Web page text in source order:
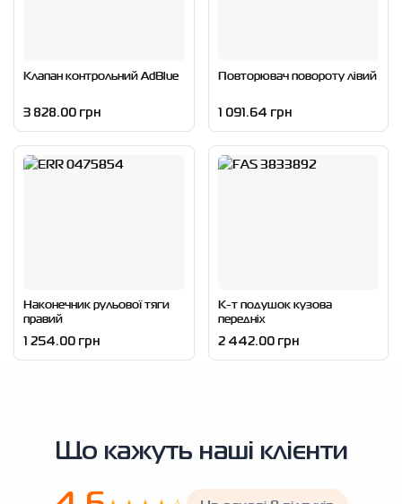
Клапан контрольний AdBlue
3 828.00 грн
Повторювач повороту лівий
1 091.64 грн
Наконечник рульової тяги
правий
1 254.00 грн
К-т подушок кузова
передніх
2 442.00 грн
Що кажуть наші клієнти